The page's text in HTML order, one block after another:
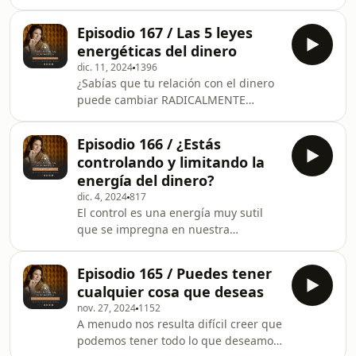
@mujerholistica y accede a nuevos
contenidos.
economía, sino también los valores y
patrones de consumo en el mundo.
Este es el momento perfecto para
alinear tu frecuencia con esta ola de
abundancia 🌊En este episodio te
cuento qué es la Cápsula Aceleradora
del Tiempo y cómo activarla para que
puedes aline
Episodio 167 / Las 5 leyes
energéticas del dinero
dic. 11, 2024 1396
¿Sabías que tu relación con el dinero
puede cambiar RADICALMENTE
principios que transformarán tu
energía financiera y abrirán las
puertas al dinero en el 2025.En este
episodio, exploramos cómo estas
leyes pueden cambiar tu vida desde
adentro hacia afuera. Porque el
principio de tu realidad económica
está en TÚ ENERGÍA Y TU SISTEMA DE
C
Episodio 166 / ¿Estás
controlando y limitando la
energía del dinero?
dic. 4, 2024817
El control es una energía muy sutil
que se impregna en nuestra
restricciones más grandes que
tenemos para recibir abundancia,
dinero y crear nuestras
manifestaciones.Muchas veces no nos
damos cuenta que estamos viviendo
Episodio 165 / Puedes tener
cualquier cosa que deseas
nov. 27, 2024 1152
A menudo nos resulta difícil creer que
podemos tener todo lo que deseamos.